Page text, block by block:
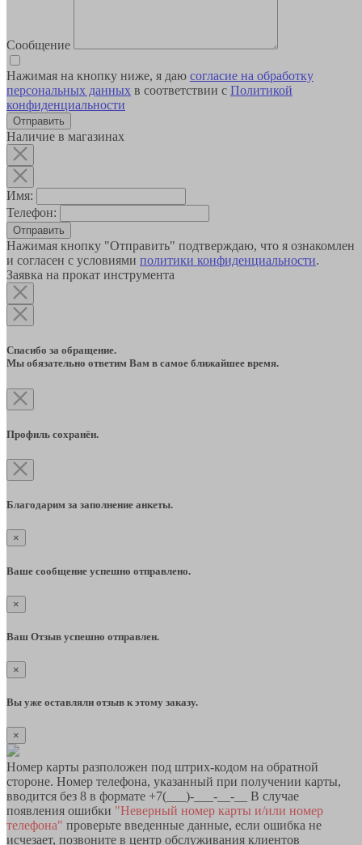
Сообщение
Нажимая на кнопку ниже, я даю согласие на обработку
персональных данных в соответствии с Политикой
конфиденциальности
Наличие в магазинах
Имя:
Телефон:
Отправить
Нажимая кнопку "Отправить" подтверждаю, что я ознакомлен
и согласен с условиями политики конфиденциальности.
Заявка на прокат инструмента
Спасибо за обращение.
Мы обязательно ответим Вам в самое ближайшее время.
Профиль сохранён.
Благодарим за заполнение анкеты.
×
Ваше сообщение успешно отправлено.
×
Ваш Отзыв успешно отправлен.
×
Вы уже оставляли отзыв к этому заказу.
×
Номер карты разположен под штрих-кодом на обратной
стороне. Номер телефона, указанный при получении карты,
вводится без 8 в формате +7(___)-___-__-__ В случае
появления ошибки "Неверный номер карты и/или номер
телефона" проверьте введенные данные, если ошибка не
исчезает, позвоните в центр обслуживания клиентов